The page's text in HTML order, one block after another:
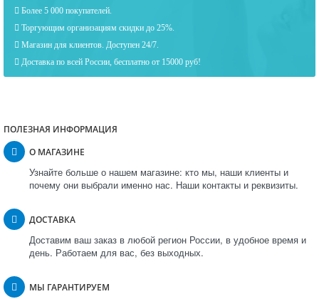
Более 5 000 покупателей.
Торгующим организациям скидки до 25%.
Магазин для клиентов. Доступен 24/7.
Доставка по всей России, бесплатно от 15000 руб!
ПОЛЕЗНАЯ ИНФОРМАЦИЯ
О МАГАЗИНЕ
Узнайте больше о нашем магазине: кто мы, наши клиенты и
почему они выбрали именно нас. Наши контакты и реквизиты.
ДОСТАВКА
Доставим ваш заказ в любой регион России, в удобное время и
день. Работаем для вас, без выходных.
МЫ ГАРАНТИРУЕМ